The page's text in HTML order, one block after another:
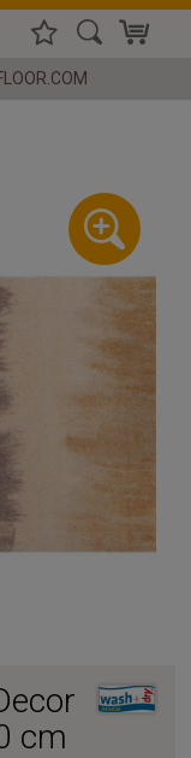
cm